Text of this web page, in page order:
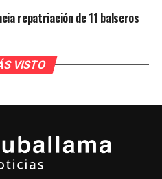
repatriación de 11 balseros
VISTO